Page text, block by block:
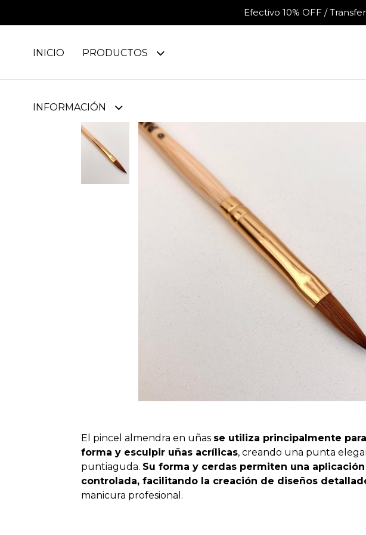
Efectivo 10% OFF /
INICIO PRODUCTOS
INFORMACIÓN
El pincel almendra en uñas se utiliza principalmente
forma y esculpir uñas acrílicas, creando una punta
puntiaguda. Su forma y cerdas permiten una
controlada, facilitando la creación de diseños
manicura profesional.